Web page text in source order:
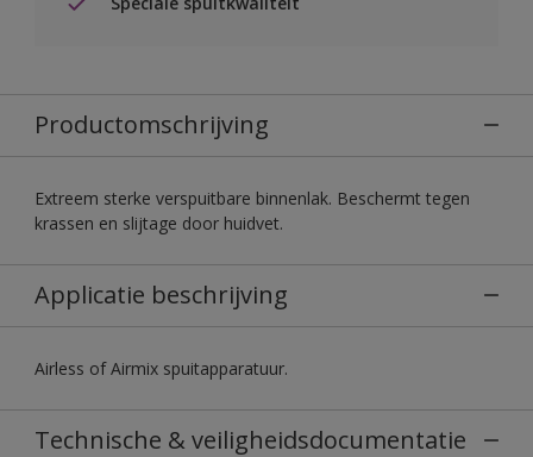
Productomschrijving
Extreem sterke verspuitbare binnenlak. Beschermt tegen
krassen en slijtage door huidvet.
Applicatie beschrijving
Airless of Airmix spuitapparatuur.
Technische & veiligheidsdocumentatie